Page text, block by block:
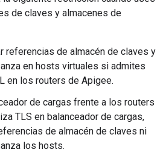
de claves y almacenes de
referencias de almacén de claves y
en hosts virtuales si admites
en los routers de Apigee.
de cargas frente a los routers
TLS en balanceador de cargas,
de almacén de claves ni
los hosts.